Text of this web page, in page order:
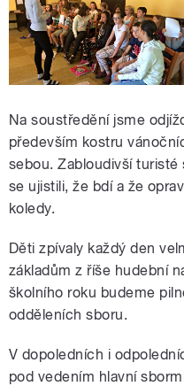
Na soustředění jsme
především kostru
sebou. Zabloudivší turisté
se ujistili, že bdí a že
koledy.
Děti zpívaly každý den
základům z říše hudební
školního roku budeme
odděleních sboru.
V dopoledních i
pod vedením hlavní